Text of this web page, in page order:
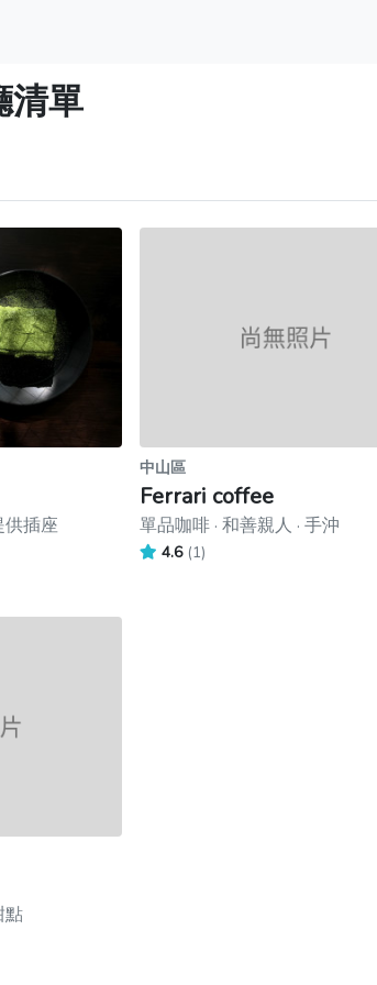
清單
供插座
中山區
Ferrari coffee
單品咖啡 · 和善親人 · 手沖
4.6 (1)
點